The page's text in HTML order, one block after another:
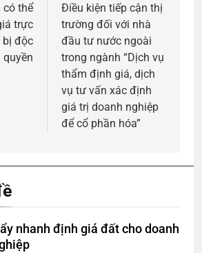
có thể
trực
bị độc
quyền
Điều kiện tiếp cận thị
trường đối với nhà
đầu tư nước ngoài
trong ngành “Dịch vụ
thẩm định giá, dịch
vụ tư vấn xác định
giá trị doanh nghiệp
để cổ phần hóa”
nhanh định giá đất cho doanh